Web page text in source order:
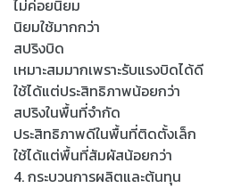
ไม่ค่อยนิยม
นิยมใช้มากกว่า
สปริงบิด
เหมาะสมมากเพราะรับแรงบิดได้ดี
ใช้ได้แต่ประสิทธิภาพน้อยกว่า
สปริงในพื้นที่จำกัด
ประสิทธิภาพดีในพื้นที่ติดตั้งเล็ก
ใช้ได้แต่พื้นที่สัมผัสน้อยกว่า
4. กระบวนการผลิตและต้นทุน